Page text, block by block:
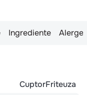
Ingrediente
CuptorFriteuza